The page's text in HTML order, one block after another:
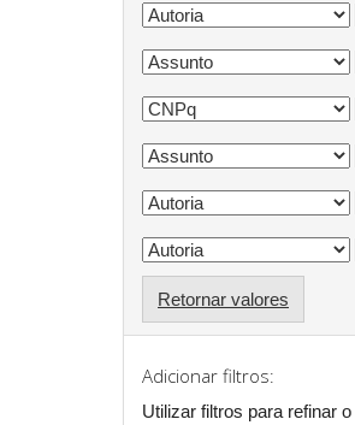
Retornar valores
Adicionar filtros:
Utilizar filtros para refinar